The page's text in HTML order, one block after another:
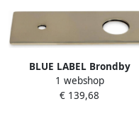
BLUE LABEL Brondby
vierkante afdekplaat voor
inbouw wastafelkraan
1 webshop
€ 139,68